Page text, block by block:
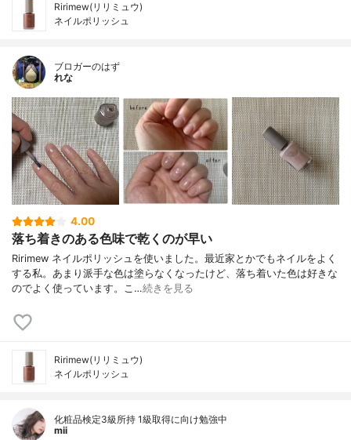
Ririmew(リリミュウ)
ネイルポリッシュ
ブロガーのはず
れな
4.00
落ち着きのある色味で乾くのが早い
Ririmew ネイルポリッシュを使いました。最近家とかでもネイルをよく
する私。あまり派手な色は塗らなくなったけど、落ち着いた色は好きな
のでよく使っています。こ…続きを見る
Ririmew(リリミュウ)
ネイルポリッシュ
化粧品検定3級所持 1級取得に向け勉強中
mii